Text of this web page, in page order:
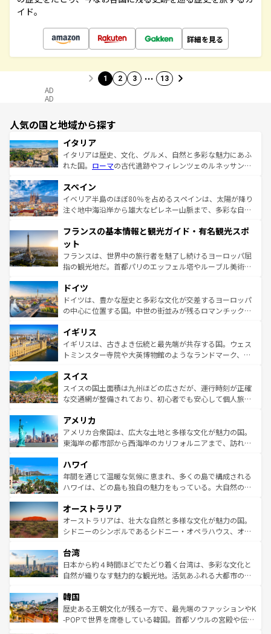
イド。
詳細を見る
1 2 3 … 13
AD
AD
人気の国と地域から探す
イタリア
イタリアは歴史、文化、グルメ、自然と多彩な魅力にあふ
れた国。 ローマの古代遺跡やフィレンツェのルネッサンス
ろん、トスカーナの美しい田園風景やアマルフィ海岸の絶
景など、自然景観も見逃せない。観光の合間には、本場の
ピザやパスタなど、絶品のイタリア料理を堪能することも
ませてくれるイタリアで、忘れられない旅をしてみよう！
なお、新着のイタリア情報は
しい。
スペイン
イベリア半島のほぼ80％を占めるスペインは、太陽が降り
注ぐ地中海沿岸から雄大なピレネー山脈まで、多彩な自然
文化が根付くこの国では、情熱的なフラメンコ、熱気あふ
れる闘牛、そして美味しいタパスが生活の一部となってい
る。首都マドリードの洗練された雰囲気や、バルセロナの
アートに溢れた街角から、地方では古代ローマ遺跡や中世
せる。地方によって風土や気候が異なるスペインはその個
性で訪れる人を魅了する。 なお、新着のスペイン情報は コ
ンテンツ一覧を参照してほしい。
フランスの基本情報と観光ガイド・有名観光スポ
ット
フランスは、世界中の旅行者を魅了し続けるヨーロッパ屈
指の観光地だ。首都パリのエッフェル塔やルーブル美術館
で、幅広い魅力が詰まっている。華麗な宮殿、歴史的な大
聖堂、美しいビーチ、そして豊かな自然が、訪れる者を心
から魅了する。また、フランスは美食の国としても知ら
いる。シャンパンの発祥地であるランス、プロヴァンスの
香り高いラベンダー畑など、多彩な楽しみ方が可能だ。さ
らに、パリ以外の地域にも魅力が溢れており、どの街角に
れる地方に足を運ぶとそれぞれで全く異なる文化を体験で
きるだろう。 なお、新着のフランス情報はコンテンツ一覧
を参照してほしい。
ドイツ
ドイツは、豊かな歴史と多彩な文化が交差するヨーロッパ
の中心に位置する国。中世の街並みが残るロマンチック街
顔を持つこの国は、どこを歩いても飽きることがない。ベ
ルリンの文化的活気、バイエルン州のアルプスの絶景、そ
してライン川沿いのワイン畑といった風景は必見。ビール
は、お酒好きな人にはぜひ体験してほしい。 なお、新着の
ドイツ情報はコンテンツ一覧を参照してほしい。
イギリス
イギリスは、古きよき伝統と最先端が共存する国。ウェス
トミンスター寺院や大英博物館のようなランドマーク、歴
リアごとに異なる魅力がある。また、優雅なアフタヌーン
ティー、ビール好きにはたまらない英国パブ、サッカー観
戦など、本場だからこそできる体験も豊富。イギリスを旅
ンツ一覧を参照してほしい。
スイス
スイスの国土面積は九州ほどの広さだが、運行時刻が正確
な交通網が整備されており、初心者でも安心して個人旅行
の建物がそのまま残る町や、スイスならではのユニークな
博物館もあり、アルプス観光だけでなく町歩きも満喫する
ことができる。国民の所得が高いため物価も高いが、旅行
ば市内交通費無料で観光を楽しむこともできる。 なお、新
着のスイス情報はコンテンツ一覧 を参照してほしい。
アメリカ
アメリカ合衆国は、広大な土地と多様な文化が魅力の国。
東海岸の都市部から西海岸のカリフォルニアまで、訪れる
のような巨大都市は、観光、ショッピング、エンターテイ
ンメントが詰まった刺激的なスポットだ。一方、アメリカ
西部には大自然が広がり、グランドキャニオンやイエロー
部のニューオーリンズでは、音楽と美食が融合した独特の
文化が魅力。旅行者はアメリカの各地域で異なる魅力を楽
しみながら、その多様性と豊かな歴史を感じることができ
ならではの贅沢な旅のスタイルだ。 なお、新着のアメリカ
情報はコンテンツ一覧を参照してほしい。
ハワイ
年間を通じて温暖な気候に恵まれ、多くの島で構成される
ハワイは、どの島も独自の魅力をもっている。大自然の神
ワイ島は見逃せない。また、定番の観光地といえばオアフ
島だが、静かな自然を求めるならマウイ島やカウアイ島が
おすすめ。エメラルドグリーンに輝く海をはじめ、豊かな
れるおもてなしの心で訪れる人々を迎えてくれるハワイの
人々、おいしいローカルフードやハワイアンミュージッ
ク、伝統的なフラダンスなど、すべてがハワイの魅力を彩
ワイを、存分に味わってほしい。 なお、新着のハワイ情報
はコンテンツ一覧を参照してほしい。
オーストラリア
オーストラリアは、壮大な自然と多様な文化が魅力の国。
シドニーのシンボルであるシドニー・オペラハウス、オー
リアリーフや大陸中央部にそびえるウルル（エアーズロッ
ク）、タスマニアの美しい原生林やケアンズの熱帯雨林な
ど、見どころがたくさん。また、カフェやワイン、オージ
いる。アクティビティも充実しており、サーフィンやダイ
ビング、ハイキングなど、アウトドア好きにはたまらな
い。オーストラリアの多彩な魅力を存分に味わいつくそ
台湾
日本から約４時間ほどでたどり着く台湾は、多彩な文化と
自然が織りなす魅力的な観光地。活気あふれる大都市の台
ン）、静ひつな山岳地帯である台湾東部など、都市の喧騒
と山間の静けさが共存しており、訪れる人に新しい発見と
驚きをもたらしてくれる。また、奥深い台湾の食文化も魅
韓国
歴史ある王朝文化が残る一方で、最先端のファッションやK
-POPで世界を席巻している韓国。首都ソウルの宮殿や伝統